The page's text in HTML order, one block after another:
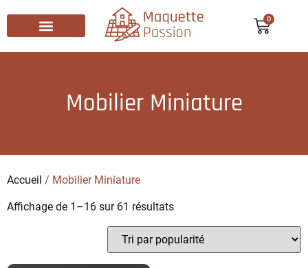
0
Mobilier Miniature
Accueil / Mobilier Miniature
Affichage de 1–16 sur 61 résultats